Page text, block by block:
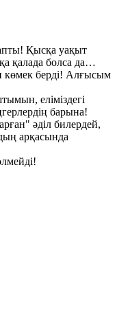
Қысқа уақыт
қалада болса да…
көмек берді! Алғысым
еліміздегі
барына!
әділ билердей,
арқасында